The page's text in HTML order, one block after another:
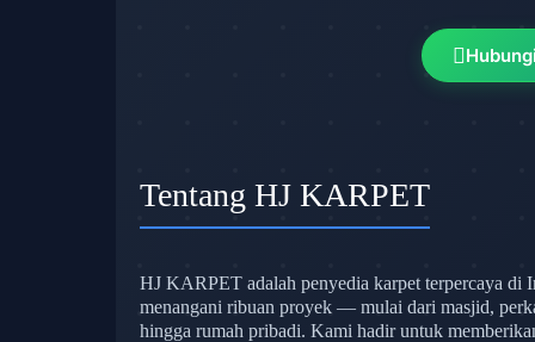
Tentang HJ KARPET
HJ KARPET adalah penyedia karpet terpercaya di
menangani ribuan proyek — mulai dari masjid,
hingga rumah pribadi. Kami hadir untuk